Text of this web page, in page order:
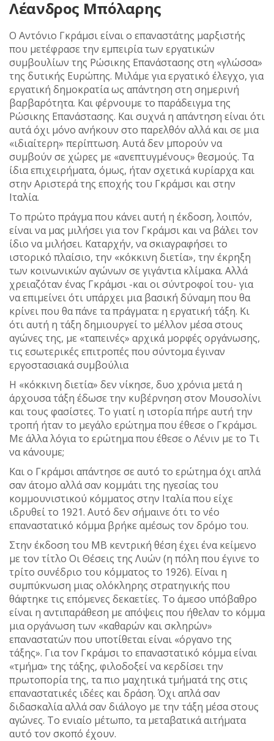
Λέανδρος Μπόλαρης
Ο Αντόνιο Γκράμσι είναι ο επαναστάτης μαρξιστής
που μετέφρασε την εμπειρία των εργατικών
συμβουλίων της Ρώσικης Επανάστασης στη «γλώσσα»
της δυτικής Ευρώπης. Μιλάμε για εργατικό έλεγχο, για
εργατική δημοκρατία ως απάντηση στη σημερινή
βαρβαρότητα. Και φέρνουμε το παράδειγμα της
Ρώσικης Επανάστασης. Και συχνά η απάντηση είναι ότι
αυτά όχι μόνο ανήκουν στο παρελθόν αλλά και σε μια
«ιδιαίτερη» περίπτωση. Αυτά δεν μπορούν να
συμβούν σε χώρες με «ανεπτυγμένους» θεσμούς. Τα
ίδια επιχειρήματα, όμως, ήταν σχετικά κυρίαρχα και
στην Αριστερά της εποχής του Γκράμσι και στην
Ιταλία.
Το πρώτο πράγμα που κάνει αυτή η έκδοση, λοιπόν,
είναι να μας μιλήσει για τον Γκράμσι και να βάλει τον
ίδιο να μιλήσει. Καταρχήν, να σκιαγραφήσει το
ιστορικό πλαίσιο, την «κόκκινη διετία», την έκρηξη
των κοινωνικών αγώνων σε γιγάντια κλίμακα. Αλλά
χρειαζόταν ένας Γκράμσι -και οι σύντροφοί του- για
να επιμείνει ότι υπάρχει μια βασική δύναμη που θα
κρίνει που θα πάνε τα πράγματα: η εργατική τάξη. Κι
ότι αυτή η τάξη δημιουργεί το μέλλον μέσα στους
αγώνες της, με «ταπεινές» αρχικά μορφές οργάνωσης,
τις εσωτερικές επιτροπές που σύντομα έγιναν
εργοστασιακά συμβούλια
Η «κόκκινη διετία» δεν νίκησε, δυο χρόνια μετά η
άρχουσα τάξη έδωσε την κυβέρνηση στον Μουσολίνι
και τους φασίστες. Το γιατί η ιστορία πήρε αυτή την
τροπή ήταν το μεγάλο ερώτημα που έθεσε ο Γκράμσι.
Με άλλα λόγια το ερώτημα που έθεσε ο Λένιν με το Τι
να κάνουμε;
Και ο Γκράμσι απάντησε σε αυτό το ερώτημα όχι απλά
σαν άτομο αλλά σαν κομμάτι της ηγεσίας του
κομμουνιστικού κόμματος στην Ιταλία που είχε
ιδρυθεί το 1921. Αυτό δεν σήμαινε ότι το νέο
επαναστατικό κόμμα βρήκε αμέσως τον δρόμο του.
Στην έκδοση του ΜΒ κεντρική θέση έχει ένα κείμενο
με τον τίτλο Οι Θέσεις της Λυών (η πόλη που έγινε το
τρίτο συνέδριο του κόμματος το 1926). Είναι η
συμπύκνωση μιας ολόκληρης στρατηγικής που
θάφτηκε τις επόμενες δεκαετίες. Το άμεσο υπόβαθρο
είναι η αντιπαράθεση με απόψεις που ήθελαν το κόμμα
μια οργάνωση των «καθαρών και σκληρών»
επαναστατών που υποτίθεται είναι «όργανο της
τάξης». Για τον Γκράμσι το επαναστατικό κόμμα είναι
«τμήμα» της τάξης, φιλοδοξεί να κερδίσει την
πρωτοπορία της, τα πιο μαχητικά τμήματά της στις
επαναστατικές ιδέες και δράση. Όχι απλά σαν
διδασκαλία αλλά σαν διάλογο με την τάξη μέσα στους
αγώνες. Το ενιαίο μέτωπο, τα μεταβατικά αιτήματα
αυτό τον σκοπό έχουν.